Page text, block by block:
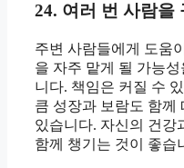
24. 여러 번 사람을
주변 사람들에게 도움
을 자주 맡게 될 가능
니다. 책임은 커질 수
큼 성장과 보람도 함께
있습니다. 자신의 건강
함께 챙기는 것이 좋습